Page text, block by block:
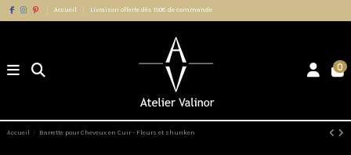
Accueil Livraison offerte dès 150€ de commande
0
Accueil Barrette pour Cheveux en Cuir - Fleurs et shuriken